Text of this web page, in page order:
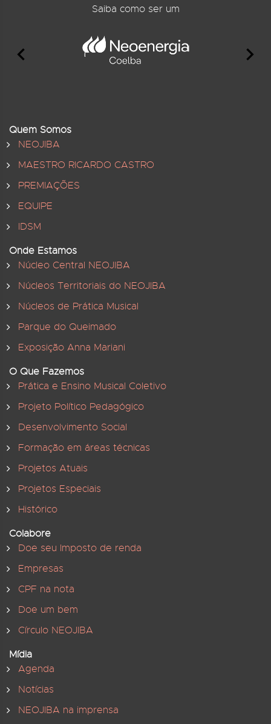
Saiba como ser um
Quem Somos
NEOJIBA
MAESTRO RICARDO CASTRO
PREMIAÇÕES
EQUIPE
IDSM
Onde Estamos
Núcleo Central NEOJIBA
Núcleos Territoriais do NEOJIBA
Núcleos de Prática Musical
Parque do Queimado
Exposição Anna Mariani
O Que Fazemos
Prática e Ensino Musical Coletivo
Projeto Político Pedagógico
Desenvolvimento Social
Formação em áreas técnicas
Projetos Atuais
Projetos Especiais
Histórico
Colabore
Doe seu Imposto de renda
Empresas
CPF na nota
Doe um bem
Círculo NEOJIBA
Mídia
Agenda
Notícias
NEOJIBA na imprensa